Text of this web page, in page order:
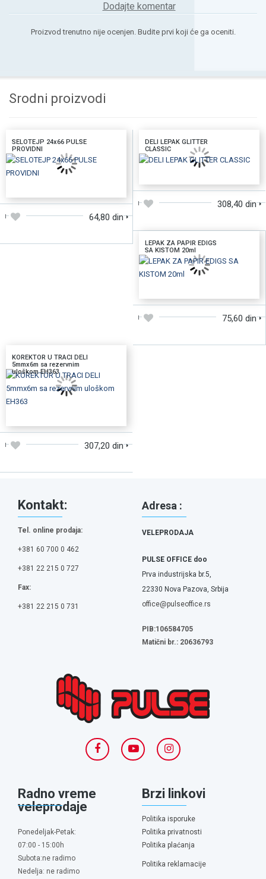
Dodajte komentar
Proizvod trenutno nije ocenjen. Budite prvi koji će ga oceniti.
Srodni proizvodi
SELOTEJP 24x66 PULSE
PROVIDNI
64,80 din
DELI LEPAK GLITTER
CLASSIC
308,40 din
LEPAK ZA PAPIR EDIGS
SA KISTOM 20ml
75,60 din
KOREKTOR U TRACI DELI
5mmx6m sa rezervnim
uloškom EH363
307,20 din
Kontakt:
Tel. online prodaja:
+381 60 700 0 462
+381 22 215 0 727
Fax:
+381 22 215 0 731
Adresa :
VELEPRODAJA
PULSE OFFICE doo
Prva industrijska br.5,
22330 Nova Pazova, Srbija
office@pulseoffice.rs
PIB:106584705
Matični br.: 20636793
Radno vreme
veleprodaje
Ponedeljak-Petak:
07:00 - 15:00h
Subota:ne radimo
Nedelja: ne radimo
Brzi linkovi
Politika isporuke
Politika privatnosti
Politika plaćanja
Politika reklamacije